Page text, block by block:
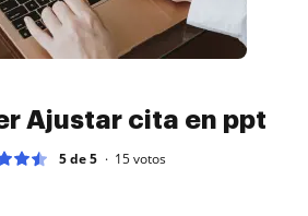
Ajustar cita en ppt
5 de 5 15votos